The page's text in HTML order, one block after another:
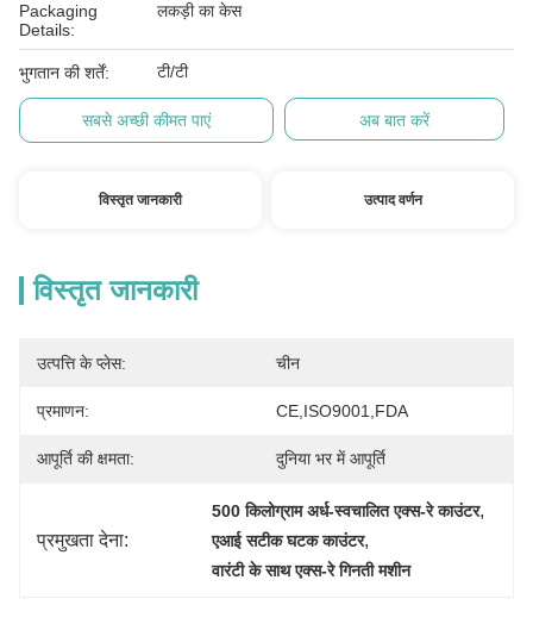
Packaging
Details:
लकड़ी का केस
भुगतान की शर्तें: टी/टी
सबसे अच्छी कीमत पाएं अब बात करें
विस्तृत जानकारी उत्पाद वर्णन
विस्तृत जानकारी
उत्पत्ति के प्लेस: चीन
प्रमाणन: CE,ISO9001,FDA
आपूर्ति की क्षमता: दुनिया भर में आपूर्ति
प्रमुखता देना:
500 किलोग्राम अर्ध-स्वचालित एक्स-रे काउंटर,
एआई सटीक घटक काउंटर,
वारंटी के साथ एक्स-रे गिनती मशीन